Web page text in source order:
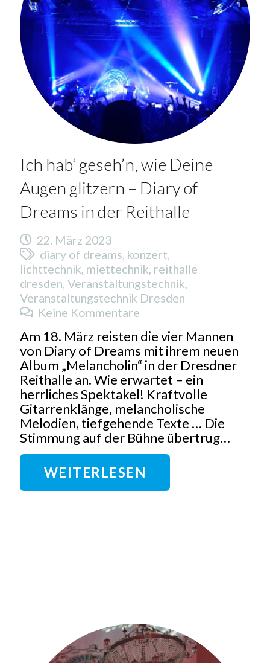
Ich hab‘ geseh’n, wie Deine
Augen glitzern – Diary of
Dreams in der Reithalle
22. März 2023
diary of dreams, konzert,
lichttechnik, miettechnik, reithalle
dresden, Veranstaltungstechnik,
Veranstaltungstechnik Dresden
Keine Kommentare
Am 18. März reisten die vier Mannen
von Diary of Dreams mit ihrem neuen
Album „Melancholin“ in der Dresdner
Reithalle an. Wie erwartet – ein
herrliches Spektakel! Kraftvolle
Gitarrenklänge, melancholische
Melodien, tiefgehende Texte … Die
Stimmung auf der Bühne übertrug…
WEITERLESEN